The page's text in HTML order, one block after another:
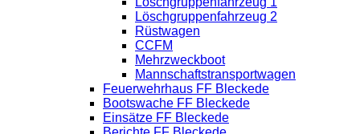
Löschgruppenfahrzeug 2
Rüstwagen
CCFM
Mehrzweckboot
Mannschaftstransportwagen
Feuerwehrhaus FF Bleckede
Bootswache FF Bleckede
Einsätze FF Bleckede